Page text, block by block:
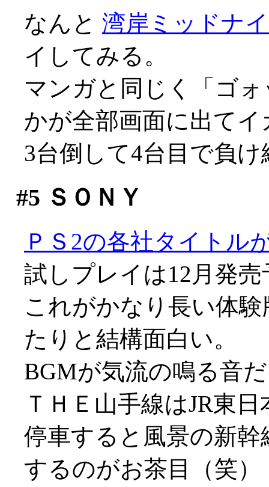
なんと 湾岸ミッドナ
イしてみる。
マンガと同じく「ゴ
かが全部画面に出てイ
3台倒して4台目で負
#5 ＳＯＮＹ
ＰＳ2の各社タイトル
試しプレイは12月発
これがかなり長い体
たりと結構面白い。
BGMが気流の鳴る音
ＴＨＥ山手線はJR東
停車すると風景の新
するのがお茶目（笑）